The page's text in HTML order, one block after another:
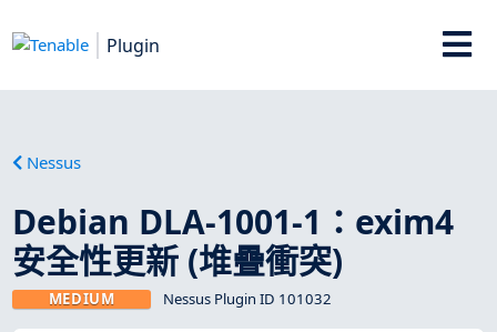
Plugin
Nessus
Debian DLA-1001-1：exim4
安全性更新 (堆疊衝突)
MEDIUM Nessus Plugin ID 101032